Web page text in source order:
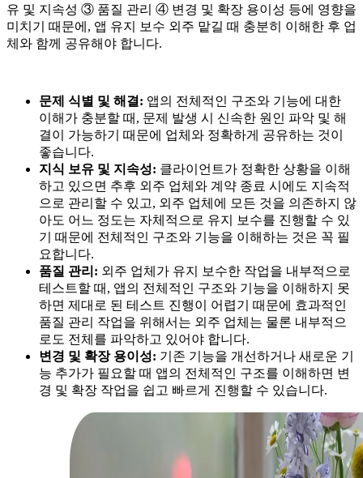
유 및 지속성 ③ 품질 관리 ④ 변경 및 확장 용이성 등에 영향을
미치기 때문에, 앱 유지 보수 외주 맡길 때 충분히 이해한 후 업
체와 함께 공유해야 합니다.
문제 식별 및 해결: 앱의 전체적인 구조와 기능에 대한
이해가 충분할 때, 문제 발생 시 신속한 원인 파악 및 해
결이 가능하기 때문에 업체와 정확하게 공유하는 것이
좋습니다.
지식 보유 및 지속성: 클라이언트가 정확한 상황을 이해
하고 있으면 추후 외주 업체와 계약 종료 시에도 지속적
으로 관리할 수 있고, 외주 업체에 모든 것을 의존하지 않
아도 어느 정도는 자체적으로 유지 보수를 진행할 수 있
기 때문에 전체적인 구조와 기능을 이해하는 것은 꼭 필
요합니다.
품질 관리: 외주 업체가 유지 보수한 작업을 내부적으로
테스트할 때, 앱의 전체적인 구조와 기능을 이해하지 못
하면 제대로 된 테스트 진행이 어렵기 때문에 효과적인
품질 관리 작업을 위해서는 외주 업체는 물론 내부적으
로도 전체를 파악하고 있어야 합니다.
변경 및 확장 용이성: 기존 기능을 개선하거나 새로운 기
능 추가가 필요할 때 앱의 전체적인 구조를 이해하면 변
경 및 확장 작업을 쉽고 빠르게 진행할 수 있습니다.